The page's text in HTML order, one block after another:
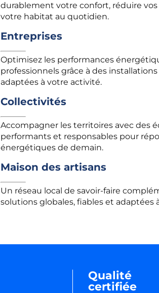
durablement votre confort, réduire
votre habitat au quotidien.
Entreprises
Optimisez les performances
professionnels grâce à des
adaptées à votre activité.
Collectivités
Accompagner les territoires avec des
performants et responsables pour
énergétiques de demain.
Maison des artisans
Un réseau local de savoir-faire
solutions globales, fiables et
Qualité
certifiée